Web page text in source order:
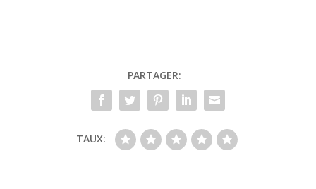
PARTAGER:
TAUX: